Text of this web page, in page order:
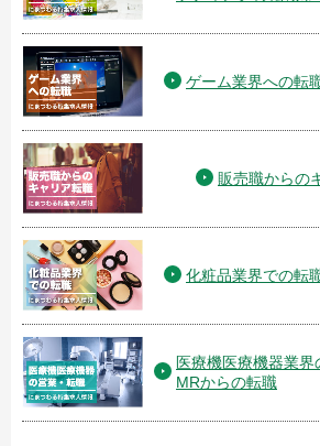
ゲーム業界への転
販売職からの
化粧品業界での転
医療機医療機器業界
MRからの転職